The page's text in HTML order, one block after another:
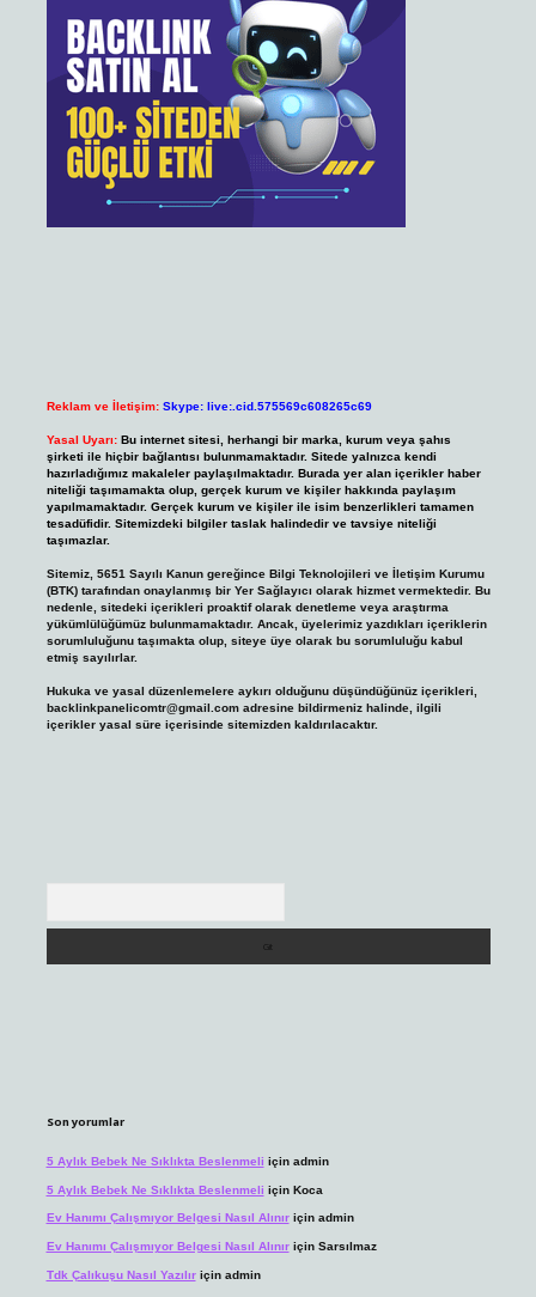
Reklam ve İletişim: Skype: live:.cid.575569c608265c69
Yasal Uyarı: Bu internet sitesi, herhangi bir marka, kurum veya şahıs
şirketi ile hiçbir bağlantısı bulunmamaktadır. Sitede yalnızca kendi
hazırladığımız makaleler paylaşılmaktadır. Burada yer alan içerikler haber
niteliği taşımamakta olup, gerçek kurum ve kişiler hakkında paylaşım
yapılmamaktadır. Gerçek kurum ve kişiler ile isim benzerlikleri tamamen
tesadüfidir. Sitemizdeki bilgiler taslak halindedir ve tavsiye niteliği
taşımazlar.
Sitemiz, 5651 Sayılı Kanun gereğince Bilgi Teknolojileri ve İletişim Kurumu
(BTK) tarafından onaylanmış bir Yer Sağlayıcı olarak hizmet vermektedir. Bu
nedenle, sitedeki içerikleri proaktif olarak denetleme veya araştırma
yükümlülüğümüz bulunmamaktadır. Ancak, üyelerimiz yazdıkları içeriklerin
sorumluluğunu taşımakta olup, siteye üye olarak bu sorumluluğu kabul
etmiş sayılırlar.
Hukuka ve yasal düzenlemelere aykırı olduğunu düşündüğünüz içerikleri,
backlinkpanelicomtr@gmail.comadresine bildirmeniz halinde, ilgili
içerikler yasal süre içerisinde sitemizden kaldırılacaktır.
Son yorumlar
5 Aylık Bebek Ne Sıklıkta Beslenmeli için admin
5 Aylık Bebek Ne Sıklıkta Beslenmeli için Koca
Ev Hanımı Çalışmıyor Belgesi Nasıl Alınıriçin admin
Ev Hanımı Çalışmıyor Belgesi Nasıl Alınıriçin Sarsılmaz
Tdk Çalıkuşu Nasıl Yazılıriçin admin